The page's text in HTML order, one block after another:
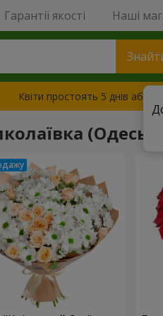
Гарантії якості Наші
Квіти простоять 5 днів або